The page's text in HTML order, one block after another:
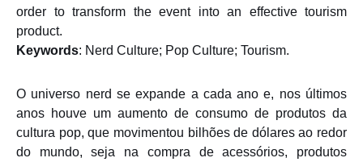
order to transform the event into an effective tourism
product.
Keywords: Nerd Culture; Pop Culture; Tourism.
O universo nerd se expande a cada ano e, nos últimos
anos houve um aumento de consumo de produtos da
cultura pop, que movimentou bilhões de dólares ao redor
do mundo, seja na compra de acessórios, produtos